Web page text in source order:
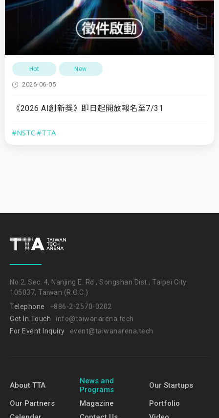
Hot New
2026-06-05
《2026 AI創新獎》即日起開放報名至7/31
#NSTC#TTA
No.2, Sec. 4, Nanjing E. Rd., Songshan Dist., Taipei City
105037, Taiwan (R.O.C.)
Telephone
+886-2-2570-0202
Get In Touch
info@taiwanarena.tech
For Event Inquiry
event@taiwanarena.tech
About TTA
News and
Programs
Our Startups
Our Partners Magazine
Portfolio